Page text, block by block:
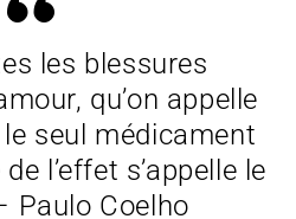
les blessures
qu’on appelle
seul médicament
l’effet s’appelle le
Paulo Coelho